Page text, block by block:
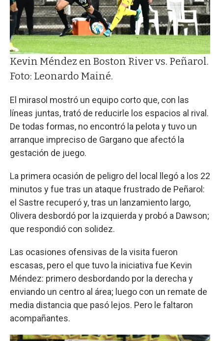
Kevin Méndez en Boston River vs. Peñarol.
Foto: Leonardo Mainé.
El mirasol mostró un equipo corto que, con las
líneas juntas, trató de reducirle los espacios al rival.
De todas formas, no encontró la pelota y tuvo un
arranque impreciso de Gargano que afectó la
gestación de juego.
La primera ocasión de peligro del local llegó a los 22
minutos y fue tras un ataque frustrado de Peñarol:
el Sastre recuperó y, tras un lanzamiento largo,
Olivera desbordó por la izquierda y probó a Dawson;
que respondió con solidez.
Las ocasiones ofensivas de la visita fueron
escasas, pero el que tuvo la iniciativa fue Kevin
Méndez: primero desbordando por la derecha y
enviando un centro al área; luego con un remate de
media distancia que pasó lejos. Pero le faltaron
acompañantes.